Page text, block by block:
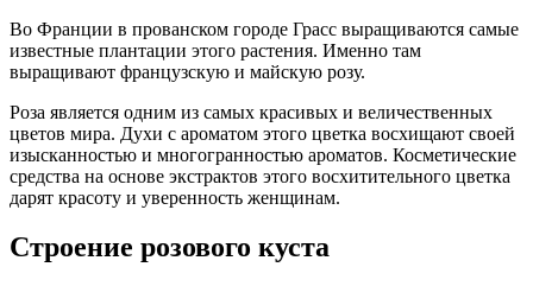
Во Франции в прованском городе Грасс выращиваются самые
известные плантации этого растения. Именно там
выращивают французскую и майскую розу.
Роза является одним из самых красивых и величественных
цветов мира. Духи с ароматом этого цветка восхищают своей
изысканностью и многогранностью ароматов. Косметические
средства на основе экстрактов этого восхитительного цветка
дарят красоту и уверенность женщинам.
Строение розового куста